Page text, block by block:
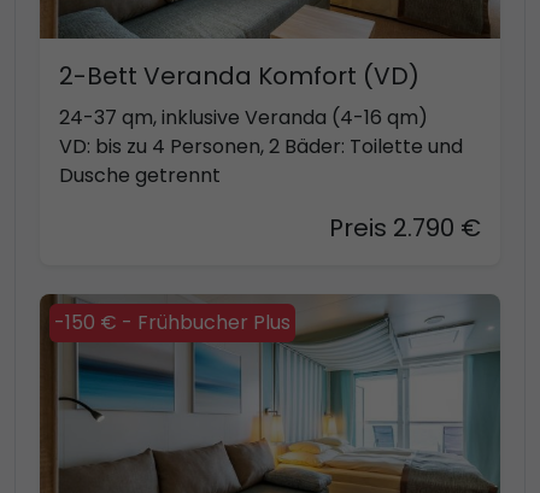
2-Bett Veranda Komfort (VD)
24-37 qm, inklusive Veranda (4-16 qm)
VD: bis zu 4 Personen, 2 Bäder: Toilette und
Dusche getrennt
Preis 2.790 €
-150 € - Frühbucher Plus